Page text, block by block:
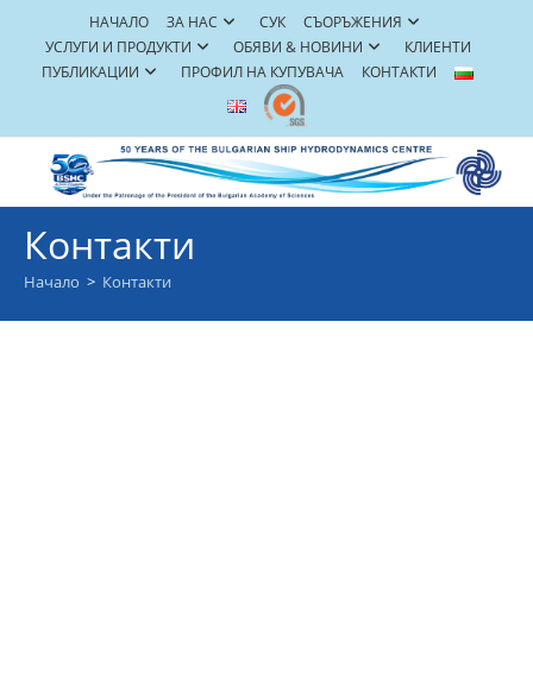
content
НАЧАЛО ЗА НАС СУК
СЪОРЪЖЕНИЯ
УСЛУГИ И ПРОДУКТИ
ОБЯВИ & НОВИНИ
КЛИЕНТИ
ПУБЛИКАЦИИ
ПРОФИЛ НА КУПУВАЧА КОНТАКТИ
Контакти
Начало > Контакти